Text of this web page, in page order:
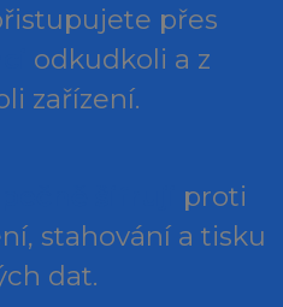
přes
odkudkoli a z
zařízení.
proti
stahování a tisku
dat.